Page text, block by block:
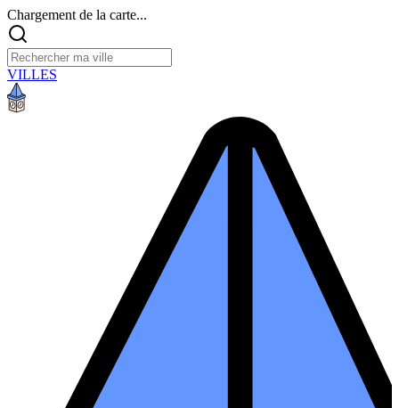
Chargement de la carte...
VILLES